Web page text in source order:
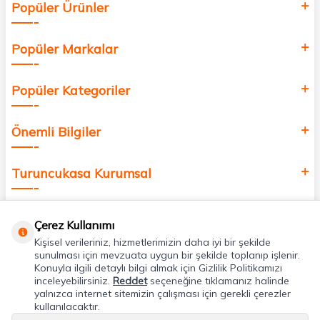
değer katmak için bize katılın!
Popüler Ürünler
Popüler Markalar
Popüler Kategoriler
Önemli Bilgiler
Turuncukasa Kurumsal
Uygulamalarımız
Adres & İletişim
Çerez Kullanımı
Kişisel verileriniz, hizmetlerimizin daha iyi bir şekilde
sunulması için mevzuata uygun bir şekilde toplanıp işlenir.
Konuyla ilgili detaylı bilgi almak için Gizlilik Politikamızı
inceleyebilirsiniz. Reddetseçeneğine tıklamanız halinde
yalnızca internet sitemizin çalışması için gerekli çerezler
kullanılacaktır.